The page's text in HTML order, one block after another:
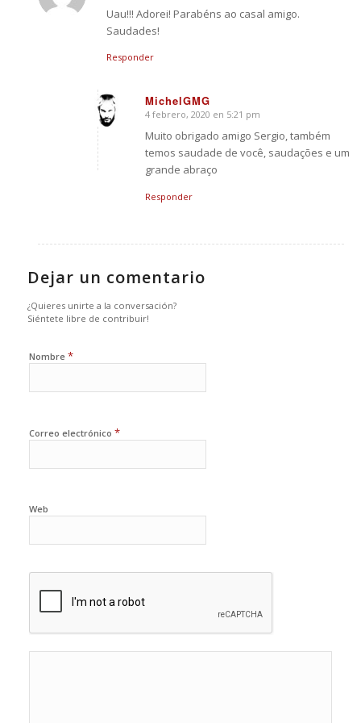
Uau!!! Adorei! Parabéns ao casal amigo.
Saudades!
Responder
MichelGMG
Dice:
4 febrero, 2020 en 5:21 pm
Muito obrigado amigo Sergio, também
temos saudade de você, saudações e um
grande abraço
Responder
Dejar un comentario
¿Quieres unirte a la conversación?
Siéntete libre de contribuir!
Nombre *
Correo electrónico *
Web